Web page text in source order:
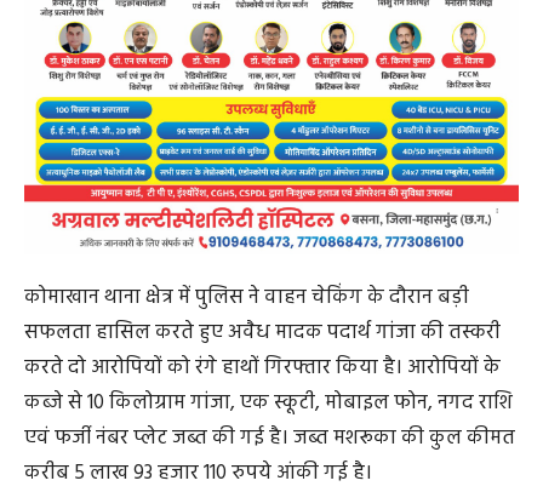
कोमाखान थाना क्षेत्र में पुलिस ने वाहन चेकिंग के दौरान बड़ी
सफलता हासिल करते हुए अवैध मादक पदार्थ गांजा की तस्करी
करते दो आरोपियों को रंगे हाथों गिरफ्तार किया है। आरोपियों के
कब्जे से 10 किलोग्राम गांजा, एक स्कूटी, मोबाइल फोन, नगद राशि
एवं फर्जी नंबर प्लेट जब्त की गई है। जब्त मशरूका की कुल कीमत
करीब 5 लाख 93 हजार 110 रुपये आंकी गई है।